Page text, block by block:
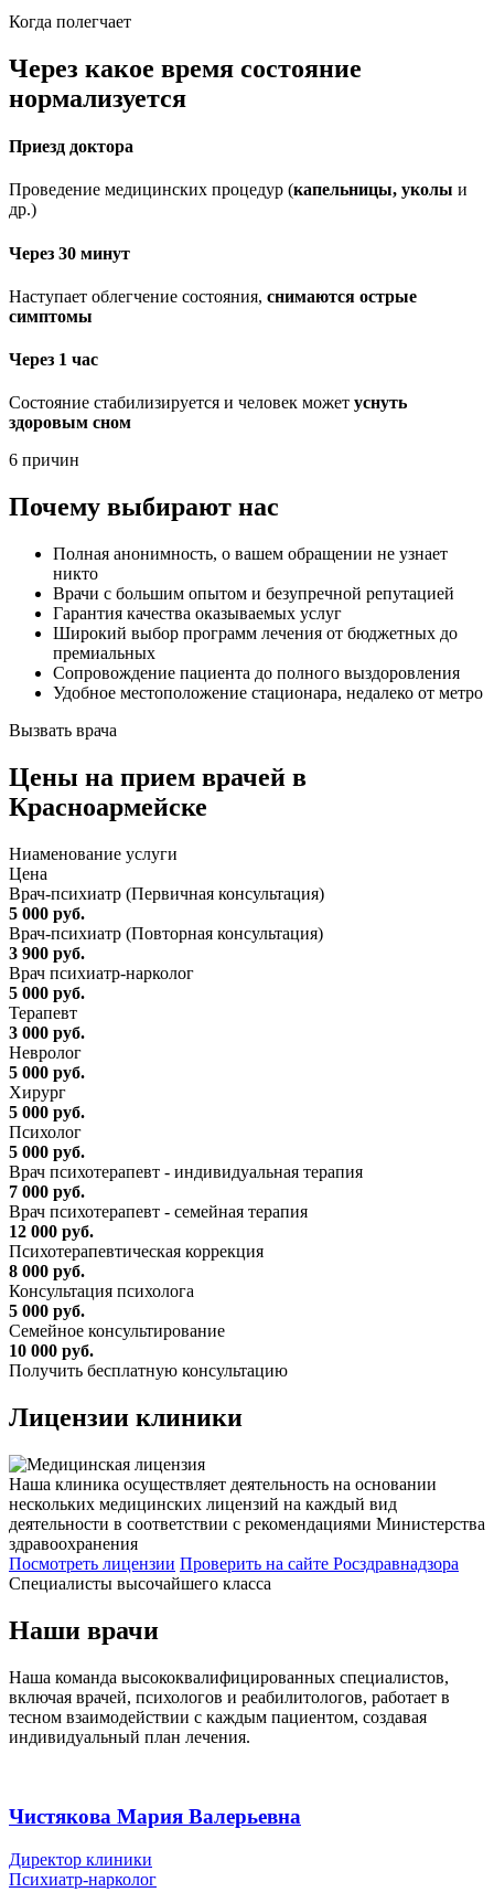
Когда полегчает
Через какое время состояние
нормализуется
Приезд доктора
Проведение медицинских процедур (капельницы, уколы и
др.)
Через 30 минут
Наступает облегчение состояния, снимаются острые
симптомы
Через 1 час
Состояние стабилизируется и человек может уснуть
здоровым сном
6 причин
Почему выбирают нас
Полная анонимность, о вашем обращении не узнает
никто
Врачи с большим опытом и безупречной репутацией
Гарантия качества оказываемых услуг
Широкий выбор программ лечения от бюджетных до
премиальных
Сопровождение пациента до полного выздоровления
Удобное местоположение стационара, недалеко от метро
Вызвать врача
Цены на прием врачей в
Красноармейске
Ниaменование услуги
Цена
Врач-психиатр (Первичная консультация)
5 000 руб.
Врач-психиатр (Повторная консультация)
3 900 руб.
Врач психиатр-нарколог
5 000 руб.
Терапевт
3 000 руб.
Невролог
5 000 руб.
Хирург
5 000 руб.
Психолог
5 000 руб.
Врач психотерапевт - индивидуальная терапия
7 000 руб.
Врач психотерапевт - семейная терапия
12 000 руб.
Психотерапевтическая коррекция
8 000 руб.
Консультация психолога
5 000 руб.
Семейное консультирование
10 000 руб.
Получить бесплатную консультацию
Лицензии клиники
Наша клиника осуществляет деятельность на основании
нескольких медицинских лицензий на каждый вид
деятельности в соответствии с рекомендациями Министерства
здравоохранения
Посмотреть лицензии Проверить на сайте Росздравнадзора
Специалисты высочайшего класса
Наши врачи
Наша команда высококвалифицированных специалистов,
включая врачей, психологов и реабилитологов, работает в
тесном взаимодействии с каждым пациентом, создавая
индивидуальный план лечения.
Чистякова Мария Валерьевна
Директор клиники
Психиатр-нарколог